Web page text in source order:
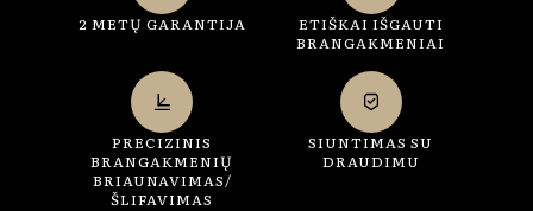
2 METŲ GARANTIJA
ETIŠKAI IŠGAUTI
BRANGAKMENIAI
PRECIZINIS
BRANGAKMENIŲ
BRIAUNAVIMAS/
ŠLIFAVIMAS
SIUNTIMAS SU
DRAUDIMU